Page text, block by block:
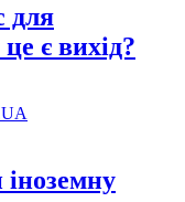
для
є вихід?